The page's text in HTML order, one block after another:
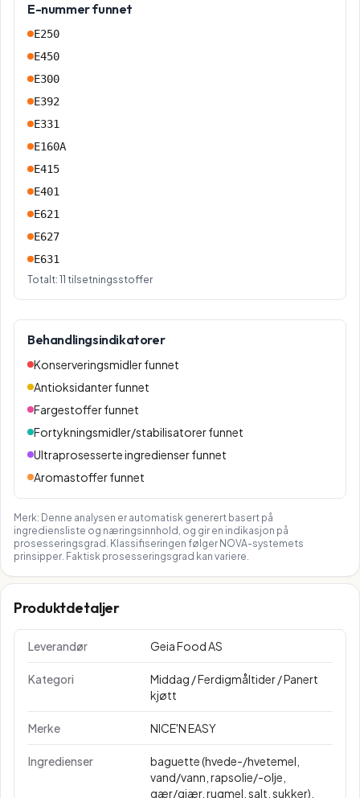
E-nummer funnet
E250
E450
E300
E392
E331
E160A
E415
E401
E621
E627
E631
Totalt: 11 tilsetningsstoffer
Behandlingsindikatorer
Konserveringsmidler funnet
Antioksidanter funnet
Fargestoffer funnet
Fortykningsmidler/stabilisatorer funnet
Ultraprosesserte ingredienser funnet
Aromastoffer funnet
Merk: Denne analysen er automatisk generert basert på
ingrediensliste og næringsinnhold, og gir en indikasjon på
prosesseringsgrad. Klassifiseringen følger NOVA-systemets
prinsipper. Faktisk prosesseringsgrad kan variere.
Produktdetaljer
Leverandør Geia Food AS
Kategori
Middag / Ferdigmåltider / Panert
kjøtt
Merke NICE'N EASY
Ingredienser
baguette (hvede-/hvetemel,
vand/vann, rapsolie/-olje,
gær/gjær, rugmel, salt, sukker),